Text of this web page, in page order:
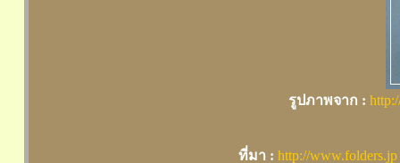
รูปภาพจาก :
ที่มา : http://www.folders.jp